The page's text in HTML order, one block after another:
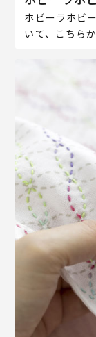
ホビーラホビ
いて、こちら